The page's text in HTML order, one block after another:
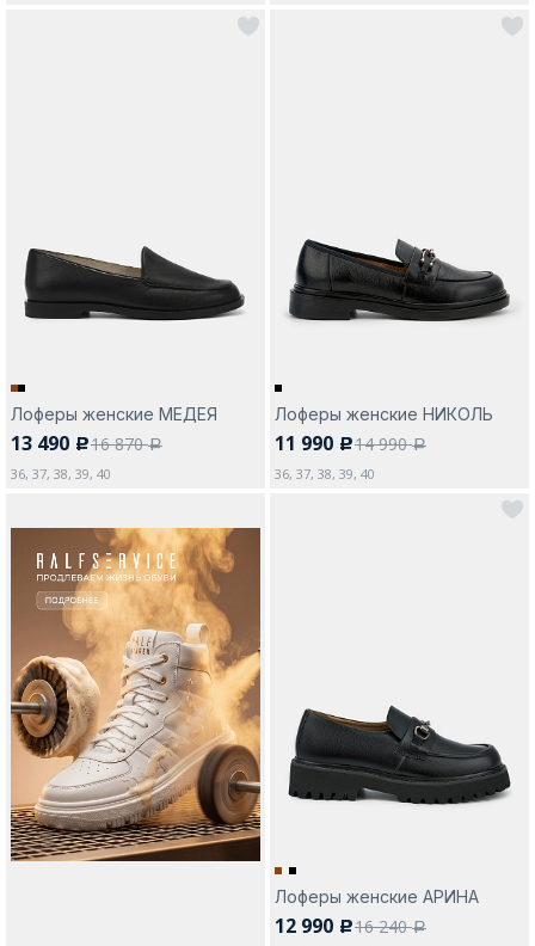
Лоферы женские МЕДЕЯ
13 490 c16 870a
36, 37, 38, 39, 40
Лоферы женские НИКОЛЬ
11 990 c14 990a
36, 37, 38, 39, 40
Лоферы женские АРИНА
12 990 c16 240a